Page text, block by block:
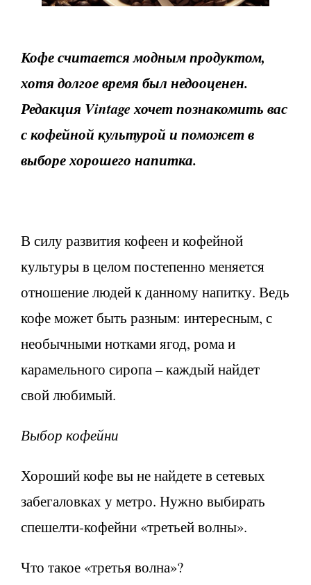
Кофе считается модным продуктом,
хотя долгое время был недооценен.
Редакция Vintage хочет познакомить вас
с кофейной культурой и поможет в
выборе хорошего напитка.
В силу развития кофеен и кофейной
культуры в целом постепенно меняется
отношение людей к данному напитку. Ведь
кофе может быть разным: интересным, с
необычными нотками ягод, рома и
карамельного сиропа – каждый найдет
свой любимый.
Выбор кофейни
Хороший кофе вы не найдете в сетевых
забегаловках у метро. Нужно выбирать
спешелти-кофейни «третьей волны».
Что такое «третья волна»?